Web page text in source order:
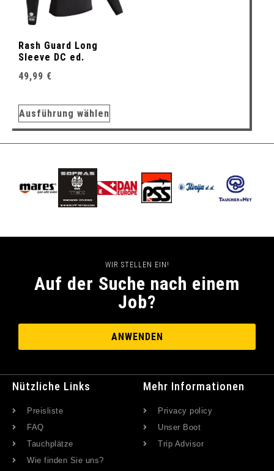
Rash Guard Long
Sleeve DC ed.
49,99 €
Ausführung wählen
WIR STELLEN EIN!
Auf der Suche nach einem
Job?
ANWENDEN
Nützliche Links
Preisliste
FAQ
Tauchplätze
Wie finden Sie uns?
Mehr Informationen
Privacy policy
Unser Boot
Trip Advisor